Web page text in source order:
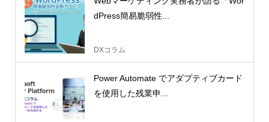
dPress簡易脆弱性...
DXコラム
Power Automate でアダプティブカード
を使用した残業申...